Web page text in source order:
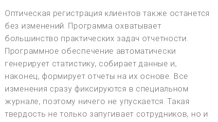
Оптическая регистрация клиентов также останется
без изменений. Программа охватывает
большинство практических задач отчетности.
Программное обеспечение автоматически
генерирует статистику, собирает данные и,
наконец, формирует отчеты на их основе. Все
изменения сразу фиксируются в специальном
журнале, поэтому ничего не упускается. Такая
твердость не только запугивает сотрудников, но и